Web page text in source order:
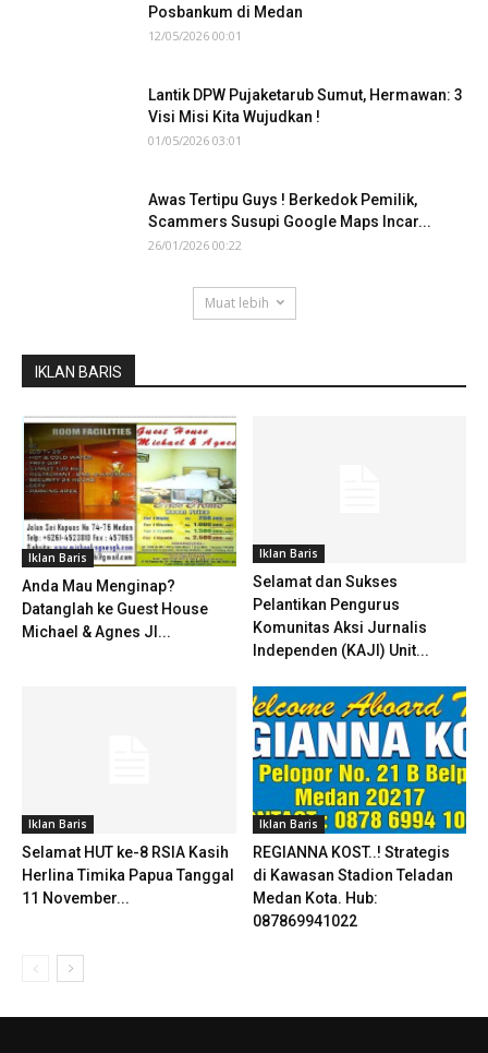
Posbankum di Medan
12/05/2026 00:01
Lantik DPW Pujaketarub Sumut, Hermawan: 3
Visi Misi Kita Wujudkan !
01/05/2026 03:01
Awas Tertipu Guys ! Berkedok Pemilik,
Scammers Susupi Google Maps Incar...
26/01/2026 00:22
Muat lebih
IKLAN BARIS
Iklan Baris
Anda Mau Menginap?
Datanglah ke Guest House
Michael & Agnes Jl...
Iklan Baris
Selamat dan Sukses
Pelantikan Pengurus
Komunitas Aksi Jurnalis
Independen (KAJI) Unit...
Iklan Baris
Selamat HUT ke-8 RSIA Kasih
Herlina Timika Papua Tanggal
11 November...
Iklan Baris
REGIANNA KOST..! Strategis
di Kawasan Stadion Teladan
Medan Kota. Hub:
087869941022